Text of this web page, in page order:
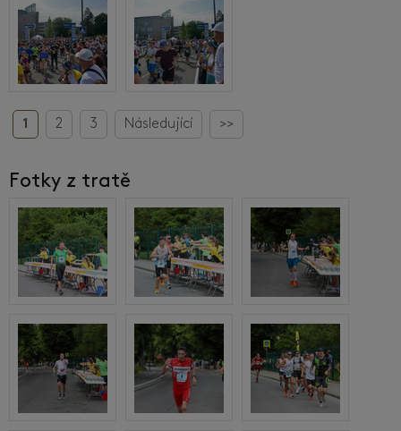
1 2 3 Následující >>
Fotky z tratě